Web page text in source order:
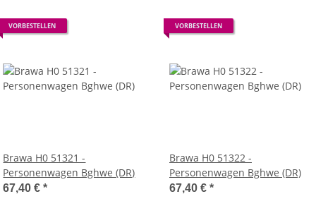
VORBESTELLEN
Brawa H0 51321 -
Personenwagen Bghwe (DR)
67,40 €*
VORBESTELLEN
Brawa H0 51322 -
Personenwagen Bghwe (DR)
67,40 € *